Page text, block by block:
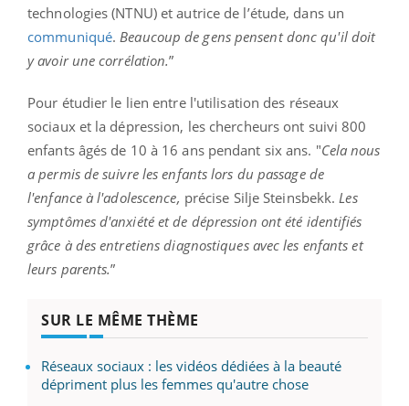
technologies (NTNU) et autrice de l’étude, dans un
communiqué. Beaucoup de gens pensent donc qu'il doit
y avoir une corrélation.”
Pour étudier le lien entre l'utilisation des réseaux
sociaux et la dépression, les chercheurs ont suivi 800
enfants âgés de 10 à 16 ans pendant six ans. "Cela nous
a permis de suivre les enfants lors du passage de
l'enfance à l'adolescence, précise Silje Steinsbekk. Les
symptômes d'anxiété et de dépression ont été identifiés
grâce à des entretiens diagnostiques avec les enfants et
leurs parents.”
SUR LE MÊME THÈME
Réseaux sociaux : les vidéos dédiées à la beauté
dépriment plus les femmes qu'autre chose